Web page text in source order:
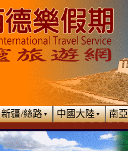
新疆/絲路▼ 中國大陸▼ 南亞